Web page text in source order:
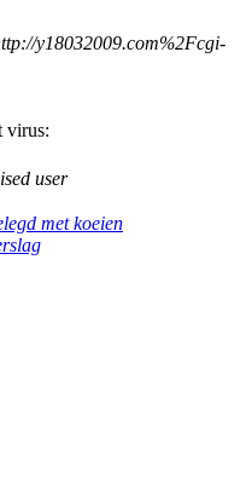
y18032009.com%2Fcgi-
virus:
user
met koeien